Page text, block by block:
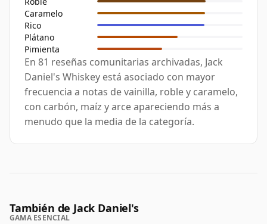
Caramelo
Rico
Plátano
Pimienta
En 81 reseñas comunitarias archivadas, Jack
Daniel's Whiskey está asociado con mayor
frecuencia a notas de vainilla, roble y caramelo,
con carbón, maíz y arce apareciendo más a
menudo que la media de la categoría.
También de Jack Daniel's
GAMA ESENCIAL